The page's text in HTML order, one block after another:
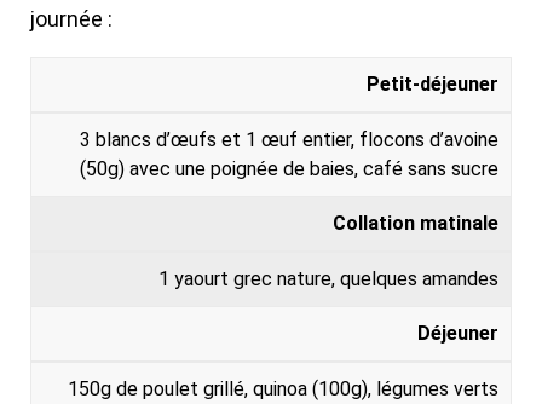
journée :
I
M
Petit-déjeuner
3 blancs d’œufs et 1 œuf entier, flocons d’avoine
(50g) avec une poignée de baies, café sans sucre
Collation matinale
1 yaourt grec nature, quelques amandes
Déjeuner
150g de poulet grillé, quinoa (100g), légumes verts